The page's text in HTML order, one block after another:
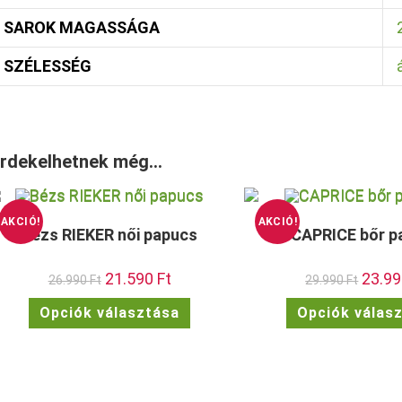
SAROK MAGASSÁGA
SZÉLESSÉG
még…
AKCIÓ!
Bézs RIEKER női papucs
26.990Ft Original
price
was:
26.990 Ft.
21.590 FtCurrent
price
is:
21.590 Ft.
Opciók választása
terméknek
AKCIÓ!
CAPRICE bőr
29.990Ft
price
was:
29.990
Opciók